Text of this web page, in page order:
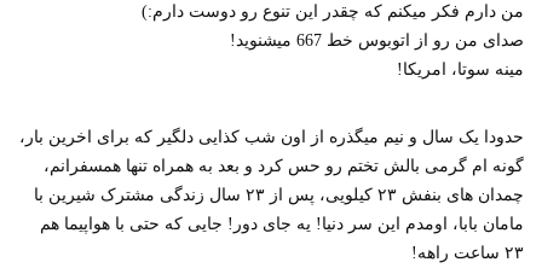
من دارم فکر میکنم که چقدر این تنوع رو دوست دارم:)
صدای من رو از اتوبوس خط 667 میشنوید!
مینه سوتا، امریکا!
حدودا یک سال و نیم میگذره از اون شب کذایی دلگیر که برای اخرین بار،
گونه ام گرمی بالش تختم رو حس کرد و بعد به همراه تنها همسفرانم،
چمدان های بنفش ۲۳ کیلویی، پس از ۲۳ سال زندگی مشترک شیرین با
مامان بابا، اومدم این سر دنیا! یه جای دور! جایی که حتی با هواپیما هم
۲۳ ساعت راهه!